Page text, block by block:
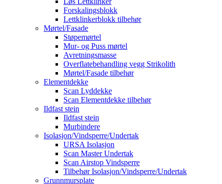
Forskalingsblokk
Lettklinkerblokk tilbehør
Mørtel/Fasade
Støpemørtel
Mur- og Puss mørtel
Avretningsmasse
Overflatebehandling vegg Strikolith
Mørtel/Fasade tilbehør
Elementdekke
Scan Lyddekke
Scan Elementdekke tilbehør
Ildfast stein
Ildfast stein
Murbindere
Isolasjon/Vindsperre/Undertak
URSA Isolasjon
Scan Master Undertak
Scan Airstop Vindsperre
Tilbehør Isolasjon/Vindsperre/Undertak
Grunnmursplate